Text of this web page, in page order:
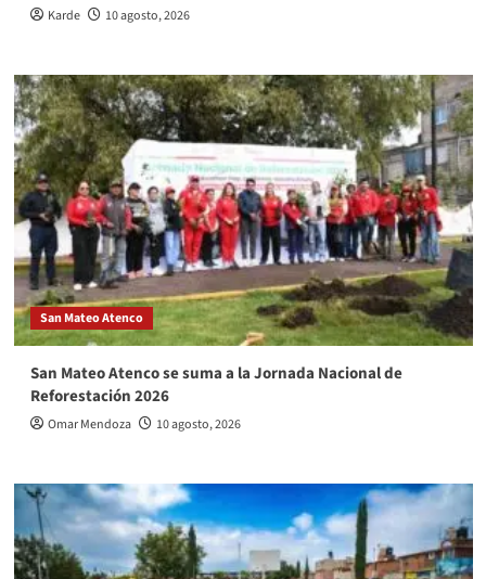
Karde 10 agosto, 2026
San Mateo Atenco
San Mateo Atenco se suma a la Jornada Nacional de
Reforestación 2026
Omar Mendoza 10 agosto, 2026